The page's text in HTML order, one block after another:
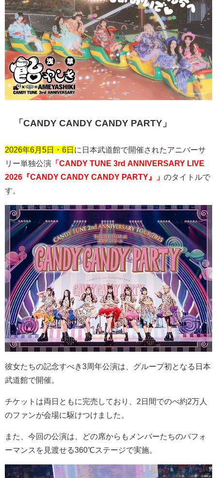
「CANDY CANDY CANDY PARTY 」
2026年6月5日・6日 に日本武道館で開催されたアニバーサ
リー単独公演 「CANDY TUNE 3rd ANNIVERSARY LIVE
2026『CANDY CANDY CANDY PARTY』」 のタイトルで
す。
彼女たちの記念すべき3周年公演は、グループ初となる日本
武道館で開催。
チケットは両日ともに完売しており、 2 日間でのべ約2万人
のファンが会場に駆けつけました。
また、今回の公演は、どの席からもメンバーたちのパフォ
ーマンスを見渡せる360℃ステージで実施。